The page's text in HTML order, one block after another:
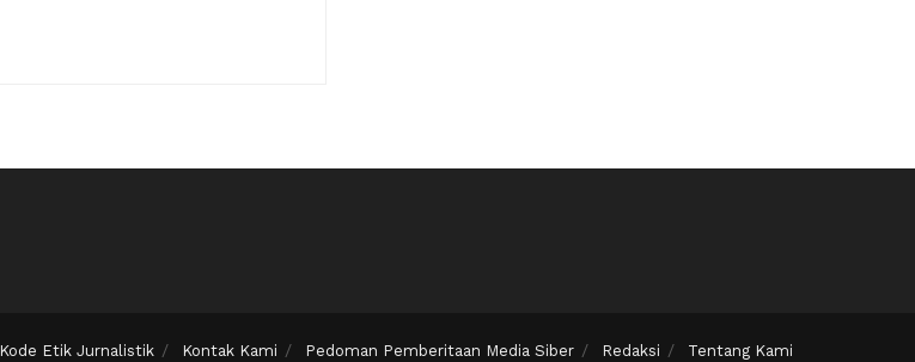
Kode Etik Jurnalistik Kontak Kami Pedoman Pemberitaan Media Siber Redaksi Tentang Kami